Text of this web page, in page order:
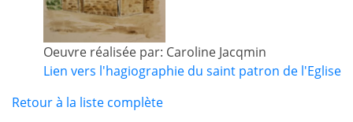
Oeuvre réalisée par: Caroline Jacqmin
Lien vers l'hagiographie du saint patron de l'Eglise
Retour à la liste complète